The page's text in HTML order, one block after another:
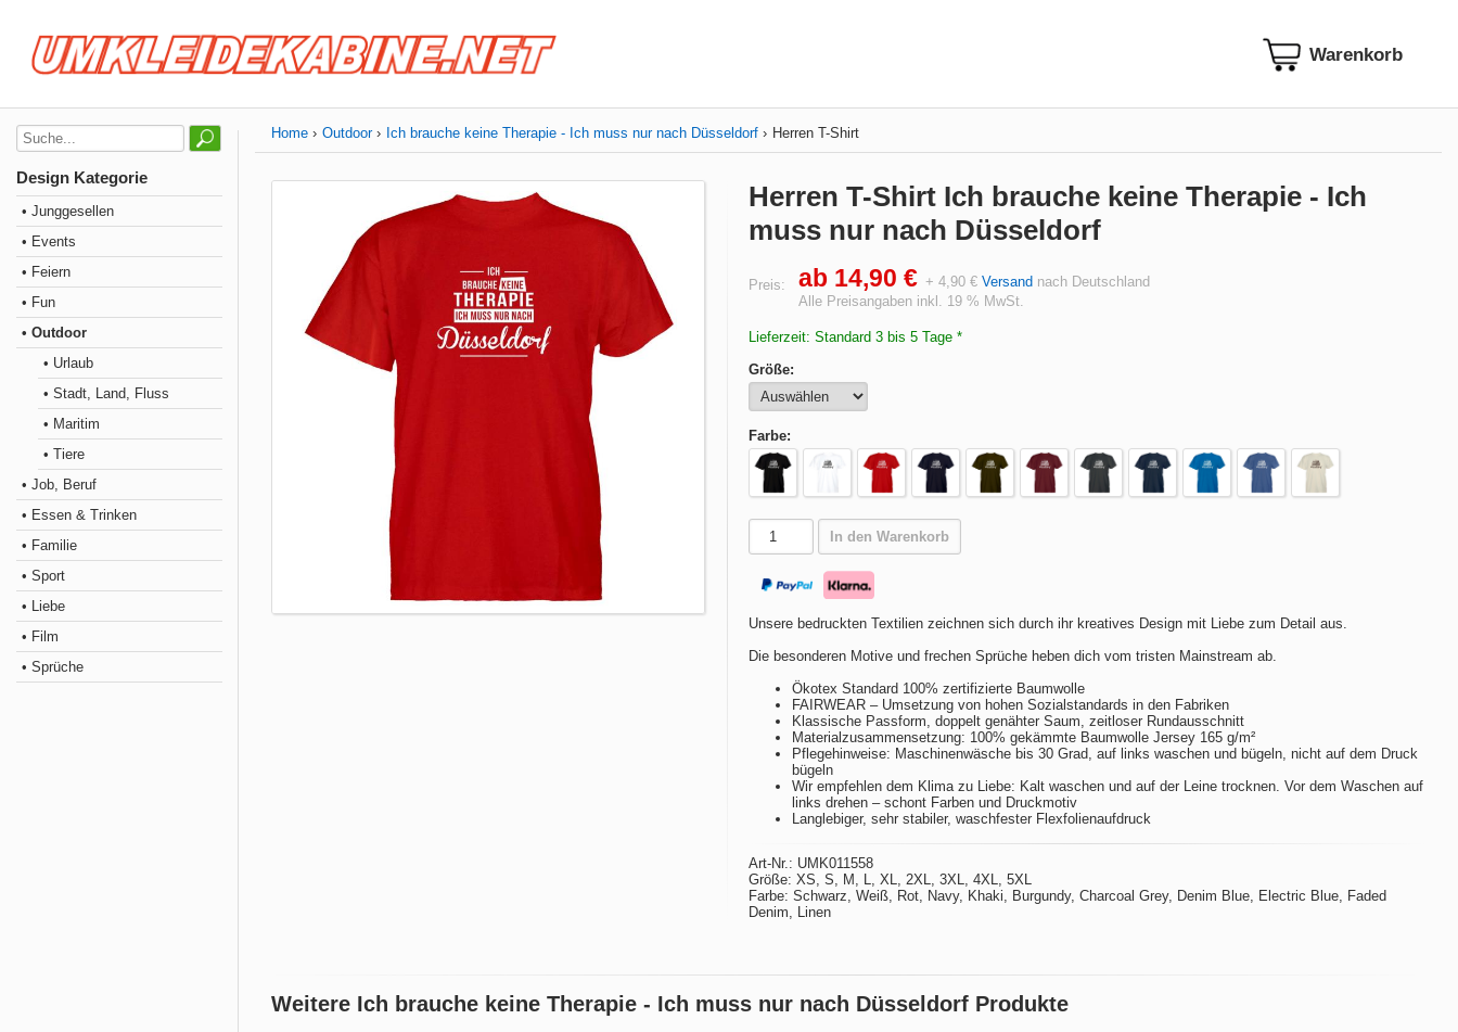
Design Kategorie
• Junggesellen
• Events
• Feiern
• Fun
• Outdoor
• Urlaub
• Stadt, Land, Fluss
• Maritim
• Tiere
• Job, Beruf
• Essen & Trinken
• Familie
• Sport
• Liebe
• Film
• Sprüche
Home Outdoor Ich brauche keine Therapie - Ich muss nur nach Düsseldorf Herren T-Shirt
Herren T-Shirt Ich brauche keine Therapie - Ich
muss nur nach Düsseldorf
Preis: ab 14,90 € + 4,90 € Versand nach Deutschland
Alle Preisangaben inkl. 19 % MwSt.
Lieferzeit: Standard 3 bis 5 Tage *
Größe:
Farbe:
In den Warenkorb
Unsere bedruckten Textilien zeichnen sich durch ihr kreatives Design mit Liebe zum Detail aus.
Die besonderen Motive und frechen Sprüche heben dich vom tristen Mainstream ab.
Ökotex Standard 100% zertifizierte Baumwolle
FAIRWEAR – Umsetzung von hohen Sozialstandards in den Fabriken
Klassische Passform, doppelt genähter Saum, zeitloser Rundausschnitt
Materialzusammensetzung: 100% gekämmte Baumwolle Jersey 165 g/m²
Pflegehinweise: Maschinenwäsche bis 30 Grad, auf links waschen und bügeln, nicht auf dem Druck
bügeln
Wir empfehlen dem Klima zu Liebe: Kalt waschen und auf der Leine trocknen. Vor dem Waschen auf
links drehen – schont Farben und Druckmotiv
Langlebiger, sehr stabiler, waschfester Flexfolienaufdruck
Art-Nr.: UMK011558
Größe: XS, S, M, L, XL, 2XL, 3XL, 4XL, 5XL
Farbe: Schwarz, Weiß, Rot, Navy, Khaki, Burgundy, Charcoal Grey, Denim Blue, Electric Blue, Faded
Denim, Linen
Weitere Ich brauche keine Therapie - Ich muss nur nach Düsseldorf Produkte